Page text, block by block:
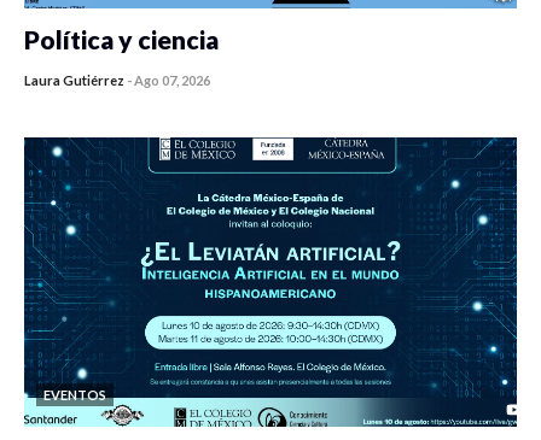
Política y ciencia
Laura Gutiérrez - Ago 07, 2026
EVENTOS